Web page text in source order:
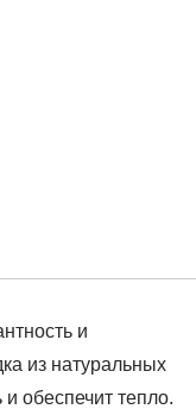
и
из натуральных
обеспечит тепло.